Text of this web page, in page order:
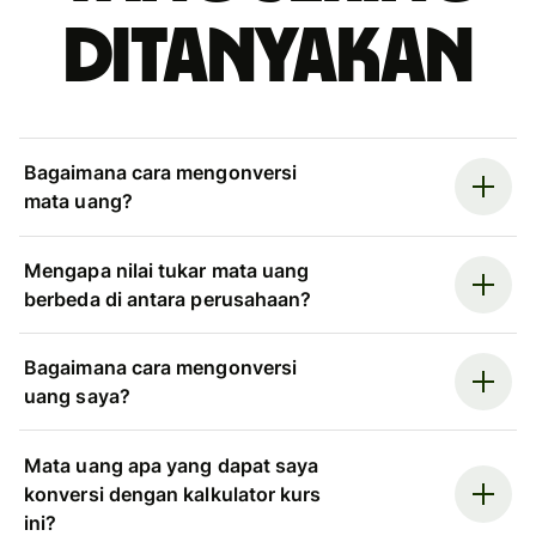
ditanyakan
Bagaimana cara mengonversi
mata uang?
Mengapa nilai tukar mata uang
berbeda di antara perusahaan?
Bagaimana cara mengonversi
uang saya?
Mata uang apa yang dapat saya
konversi dengan kalkulator kurs
ini?